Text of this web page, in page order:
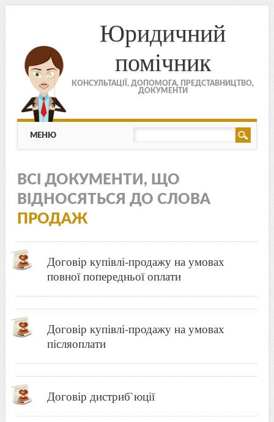
Юридичний
помічник
КОНСУЛЬТАЦІЇ, ДОПОМОГА, ПРЕДСТАВНИЦТВО,
ДОКУМЕНТИ
МЕНЮ
Skip to content
МЕНЮ
ВСІ ДОКУМЕНТИ, ЩО
ВІДНОСЯТЬСЯ ДО СЛОВА
ПРОДАЖ
Договір купівлі-продажу на умовах
повної попередньої оплати
Договір купівлі-продажу на умовах
післяоплати
Договір дистриб`юції